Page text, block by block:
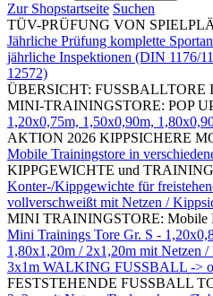
Zur Shopstartseite Suchen
TÜV-PRÜFUNG VON
Jährliche Prüfung komplette
jährliche Inspektionen (DIN 1176/
12572)
ÜBERSICHT:
MINI-TRAININGSTORE: POP
1,20x0,75m, 1,50x0,90m,
AKTION 2026 KIPPSICHERE
Mobile Trainingstore in
KIPPGEWICHTE und
Konter-/Kippgewichte für
vollverschweißt mit Netzen /
MINI TRAININGSTORE: Mobile
Mini Trainings Tore Gr. S -
1,80x1,20m / 2x1,20m mit Netzen
3x1m WALKING FUSSBALL ->
FESTSTEHENDE FUSSBALL